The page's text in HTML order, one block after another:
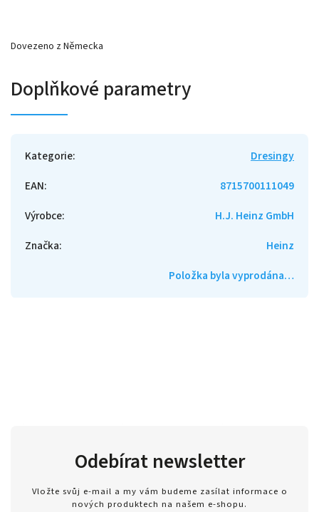
Dovezeno z Německa
Doplňkové parametry
Kategorie:
Dresingy
EAN:
8715700111049
Výrobce:
H.J. Heinz GmbH
Značka:
Heinz
Položka byla vyprodána…
Odebírat newsletter
Vložte svůj e-mail a my vám budeme zasílat informace o
nových produktech na našem e-shopu.